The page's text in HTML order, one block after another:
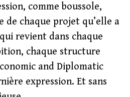
comme boussole,
de chaque projet qu’elle a
revient dans chaque
chaque structure
and Diplomatic
expression. Et sans